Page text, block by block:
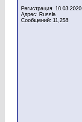
Регистрация: 10.03.2020
Адрес: Russia
Сообщений: 11,258